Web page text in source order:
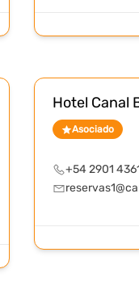
Hotel
Asociado
+54 2901